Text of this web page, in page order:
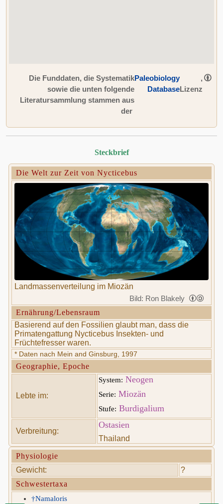
Die Funddaten, die Systematik
sowie die unten folgende
Literatursammlung stammen aus
der
Paleobiology
Database
,
Lizenz
Steckbrief
Die Welt zur Zeit von Nycticebus
Landmassenverteilung im Miozän
Bild: Ron Blakely
Ernährung/Lebensraum
Basierend auf den Fossilien glaubt man, dass die
Primatengattung Nycticebus Insekten- und
Früchtefresser waren.
* Daten nach Mein and Ginsburg, 1997
Geographie, Epoche
Lebte im:
System: Neogen
Serie: Miozän
Stufe: Burdigalium
Verbreitung:
Ostasien
Thailand
Physiologie
Gewicht:
?
Schwestertaxa
†Namaloris